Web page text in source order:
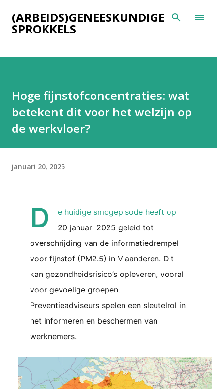
Doorgaan naar
(ARBEIDS)GENEESKUNDIGE
SPROKKELS
Hoge fijnstofconcentraties: wat
betekent dit voor het welzijn op
de werkvloer?
januari 20, 2025
D
e huidige smogepisode heeft op
20 januari 2025 geleid tot
overschrijding van de informatiedrempel
voor fijnstof (PM2.5) in Vlaanderen. Dit
kan gezondheidsrisico’s opleveren, vooral
voor gevoelige groepen.
Preventieadviseurs spelen een sleutelrol in
het informeren en beschermen van
werknemers.